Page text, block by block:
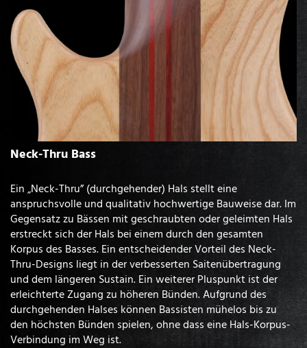
Neck-Thru Bass
Ein „Neck-Thru” (durchgehender) Hals stellt eine
anspruchsvolle und qualitativ hochwertige Bauweise dar. Im
Gegensatz zu Bässen mit geschraubten oder geleimten Hals
erstreckt sich der Hals bei einem durch den gesamten
Korpus des Basses. Ein entscheidender Vorteil des Neck-
Thru-Designs liegt in der verbesserten Saitenübertragung
und dem längeren Sustain. Ein weiterer Pluspunkt ist der
erleichterte Zugang zu höheren Bünden. Aufgrund des
durchgehenden Halses können Bassisten mühelos bis zu
den höchsten Bünden spielen, ohne dass eine Hals-Korpus-
Verbindung im Weg ist.